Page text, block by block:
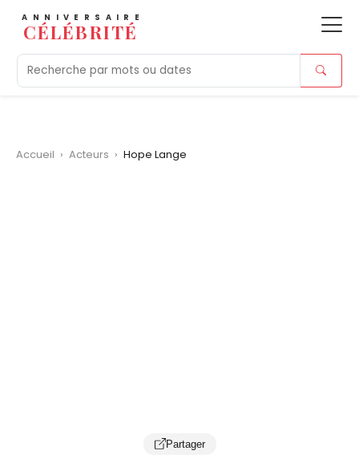
ANNIVERSAIRE
CÉLÉBRITÉ
Aujourd'hui Tendances Morts
Accueil › Acteurs › Hope Lange
Partager